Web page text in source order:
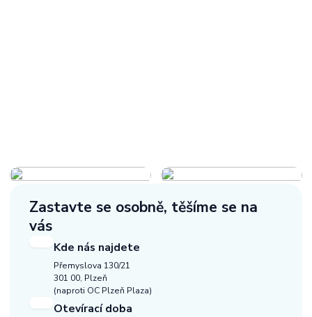
Zastavte se osobně, těšíme se na
vás
Kde nás najdete
Přemyslova 130/21
301 00, Plzeň
(naproti OC Plzeň Plaza)
Otevírací doba